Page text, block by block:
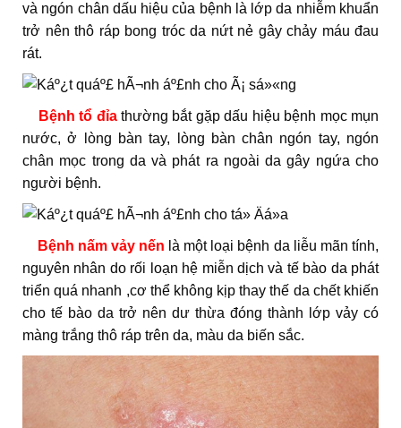
và ngón chân dấu hiệu của bệnh là lớp da nhiễm khuẩn
trở nên thô ráp bong tróc da nứt nẻ gây chảy máu đau
rát.
Bệnh tổ đỉathường bắt gặp dấu hiệu bệnh mọc mụn
nước, ở lòng bàn tay, lòng bàn chân ngón tay, ngón
chân mọc trong da và phát ra ngoài da gây ngứa cho
người bệnh.
Bệnh nấm vảy nến là một loại bệnh da liễu mãn tính,
nguyên nhân do rối loạn hệ miễn dịch và tế bào da phát
triển quá nhanh ,cơ thể không kịp thay thế da chết khiến
cho tế bào da trở nên dư thừa đóng thành lớp vảy có
màng trắng thô ráp trên da, màu da biến sắc.